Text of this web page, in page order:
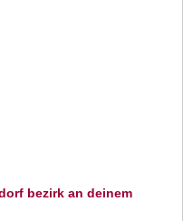
bezirk an deinem